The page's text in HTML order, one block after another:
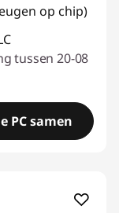
op chip)
tussen 20-08
PC samen